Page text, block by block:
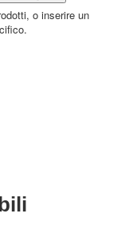
o inserire un